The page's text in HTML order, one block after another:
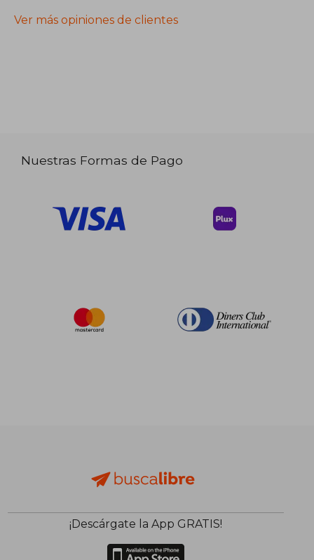
Ver más opiniones de clientes
Nuestras Formas de Pago
¡Descárgate la App GRATIS!